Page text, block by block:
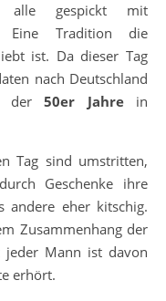
alle gespickt mit
Eine Tradition die
ist. Da dieser Tag
nach Deutschland
der50er Jahrein
Tag sind umstritten,
Geschenke ihre
andere eher kitschig.
Zusammenhang der
jeder Mann ist davon
erhört.